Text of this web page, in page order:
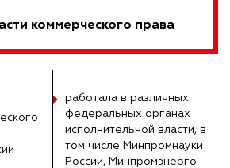
коммерческого права
работала в различных
федеральных органах
исполнительной власти, в
том числе Минпромнауки
России, Минпромэнерго